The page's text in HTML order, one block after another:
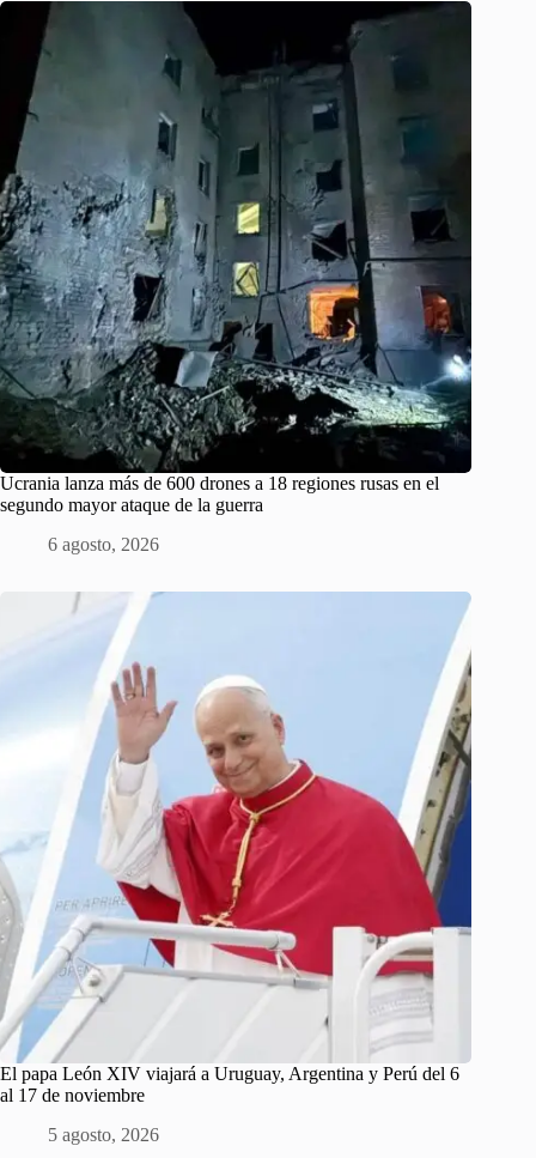
Ucrania lanza más de 600 drones a 18 regiones rusas en el
segundo mayor ataque de la guerra
6 agosto, 2026
El papa León XIV viajará a Uruguay, Argentina y Perú del 6
al 17 de noviembre
5 agosto, 2026